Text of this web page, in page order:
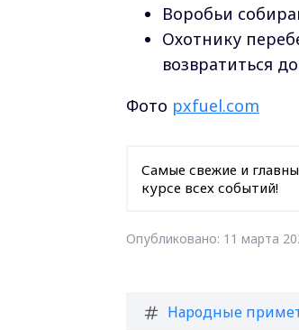
Воробьи
Охотнику
возвратиться
Фото pxfuel.com
Самые свежие и
курсе всех событий!
Опубликовано: 11 марта
Народные